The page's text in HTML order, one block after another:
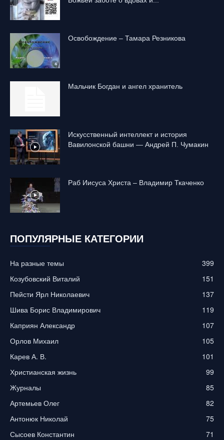
Освобождение – Тамара Резникова
Mальчик Богдан и ангел хранитель
Искусственный интеллект и история
Вавилонской башни — Андрей П. Чумакин
Раб Иисуса Христа – Владимир Ткаченко
ПОПУЛЯРНЫЕ КАТЕГОРИИ
На разные темы
399
Козубовский Виталий
151
Пейсти Ярл Николаевич
137
Шива Борис Владимирович
119
Каприян Александр
107
Орлов Михаил
105
Карев А. В.
101
Христианская жизнь
99
Журналы
85
Артемьев Олег
82
Антонюк Николай
75
Сысоев Константин
71